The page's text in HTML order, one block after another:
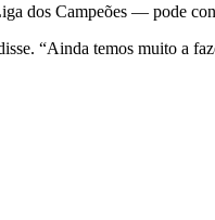
dos Campeões — pode
“Ainda temos muito a